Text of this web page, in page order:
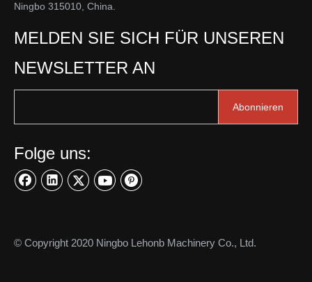
Ningbo 315010, China.
MELDEN SIE SICH FÜR UNSEREN
NEWSLETTER AN
Abonnieren
Folge uns:
© Copyright 2020 Ningbo Lehonb Machinery Co., Ltd.